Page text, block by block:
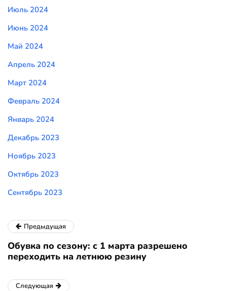
Июль 2024
Июнь 2024
Май 2024
Апрель 2024
Март 2024
Февраль 2024
Январь 2024
Декабрь 2023
Ноябрь 2023
Октябрь 2023
Сентябрь 2023
Предыдущая
Обувка по сезону: с 1 марта разрешено
переходить на летнюю резину
Следующая